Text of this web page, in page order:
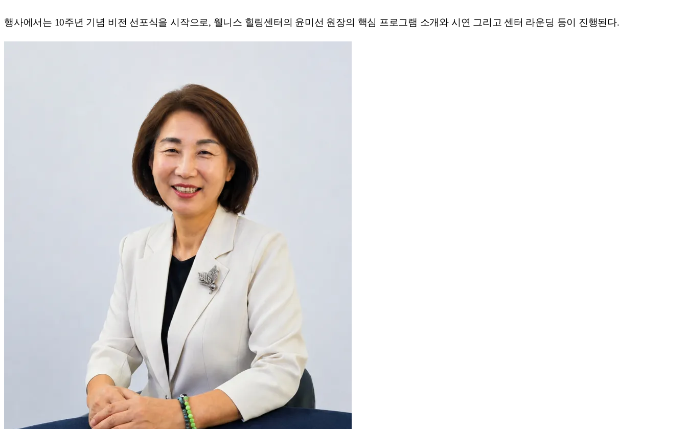
행사에서는 10주년 기념 비전 선포식을 시작으로, 웰니스 힐링센터의 윤미선 원장의 핵심 프로그램 소개와 시연 그리고 센터 라운딩 등이 진행된다.